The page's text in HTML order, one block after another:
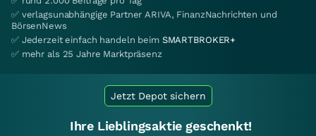
✅ verlagsunabhängige Partner ARIVA, FinanzNachrichten und
BörsenNews
✅ Jederzeit einfach handeln beim SMARTBROKER+
✅ mehr als 25 Jahre Marktpräsenz
Jetzt Depot sichern
Ihre Lieblingsaktie geschenkt!